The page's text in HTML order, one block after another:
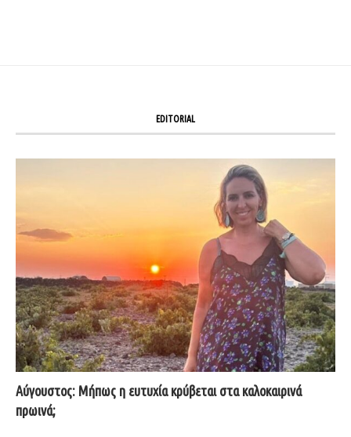
EDITORIAL
Αύγουστος: Μήπως η ευτυχία κρύβεται στα καλοκαιρινά
πρωινά;